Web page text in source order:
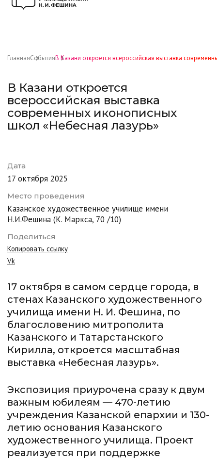
ГлавнаяСобытияВ Казани откроется всероссийская выставка
В Казани откроется
всероссийская выставка
современных иконописных
школ «Небесная лазурь»
Дата
17 октября 2025
Место проведения
Казанское художественное училище имени
Н.И.Фешина (К. Маркса, 70 /10)
Поделиться
Копировать ссылку
Vk
17 октября в самом сердце города, в
стенах Казанского художественного
училища имени Н. И. Фешина, по
благословению митрополита
Казанского и Татарстанского
Кирилла, откроется масштабная
выставка «Небесная лазурь».
Экспозиция приурочена сразу к двум
важным юбилеям — 470-летию
учреждения Казанской епархии и 130-
летию основания Казанского
художественного училища. Проект
реализуется при поддержке